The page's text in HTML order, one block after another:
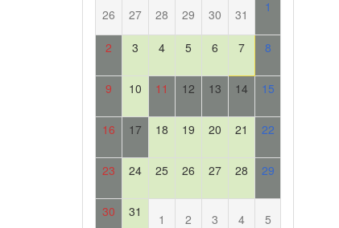
26 27 28 29 30 31 1
2 3 4 5 6 7 8
9 10 11 12 13 14 15
16 17 18 19 20 21 22
23 24 25 26 27 28 29
30 31 1 2 3 4 5